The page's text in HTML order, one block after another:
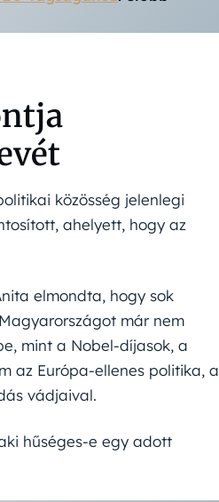
közösség jelenlegi
ahelyett, hogy az
elmondta, hogy sok
már nem
mint a Nobel-díjasok, a
az Európa-ellenes politika, a
vádjaival.
hűséges-e egy adott